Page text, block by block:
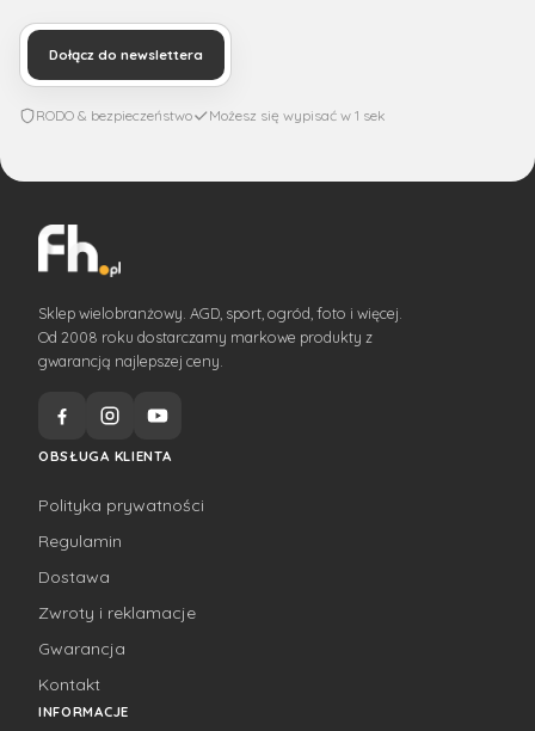
Dołącz do newslettera
RODO & bezpieczeństwo Możesz się wypisać w 1 sek
Sklep wielobranżowy. AGD, sport, ogród, foto i więcej.
Od 2008 roku dostarczamy markowe produkty z
gwarancją najlepszej ceny.
OBSŁUGA KLIENTA
Polityka prywatności
Regulamin
Dostawa
Zwroty i reklamacje
Gwarancja
Kontakt
INFORMACJE